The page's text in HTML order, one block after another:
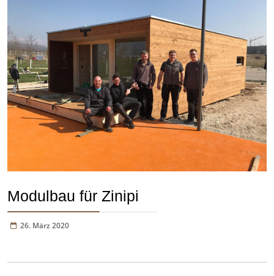
Modulbau für Zinipi
26. März 2020